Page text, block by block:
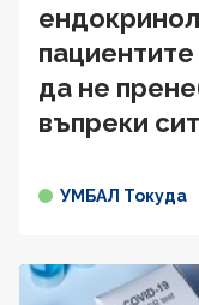
да не
въпреки
УМБАЛ Токуда